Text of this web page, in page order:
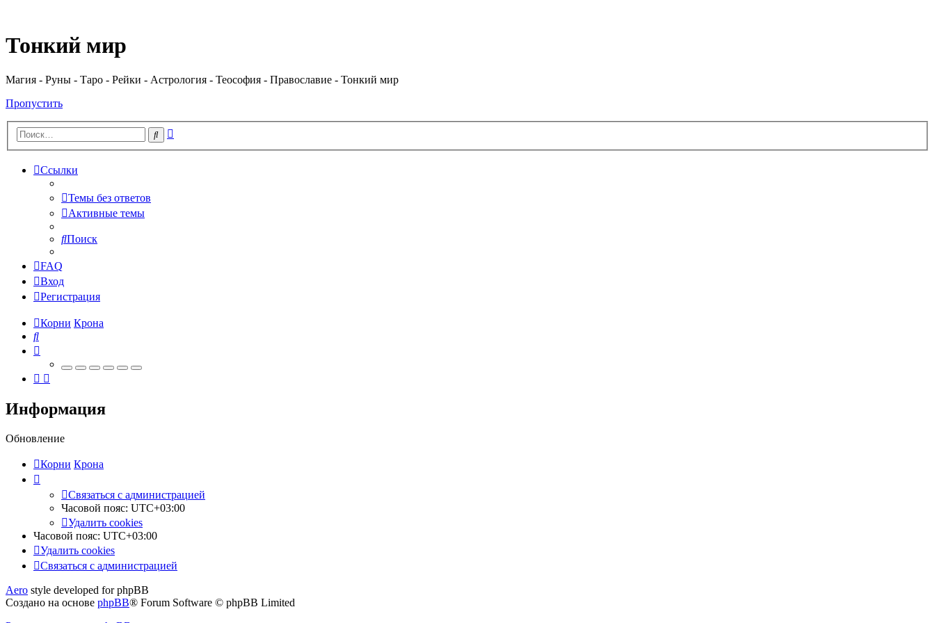
Тонкий мир
Магия - Руны - Таро - Рейки - Астрология - Теософия - Православие - Тонкий мир
Пропустить
Поиск
Ссылки
Темы без ответов
Активные темы
Поиск
FAQ
Вход
Регистрация
Корни Крона
Поиск
Информация
Обновление
Корни Крона
Связаться
с
администрацией
Связаться с администрацией
Часовой пояс: UTC+03:00
Удалить cookies
Часовой пояс: UTC+03:00
Удалить cookies
Связаться
администрацией
Связаться с администрацией
Aero style developed for phpBB
Создано на основе phpBB® Forum Software © phpBB Limited